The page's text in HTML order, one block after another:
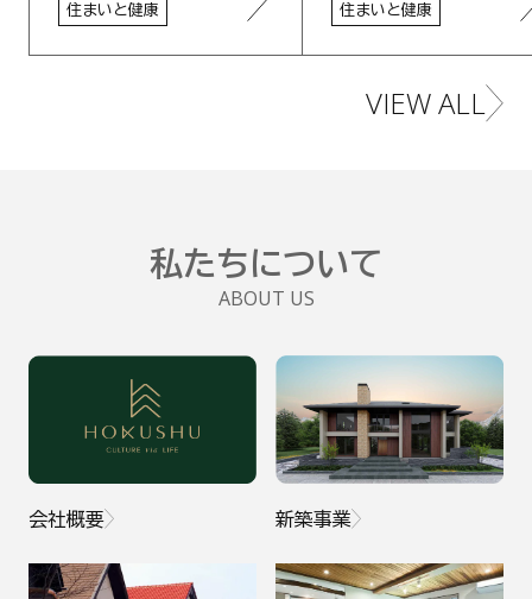
住まいと健康 住まいと健康
VIEW ALL
住まいと健康･省
私たちについて
ABOUT US
会社概要 新築事業